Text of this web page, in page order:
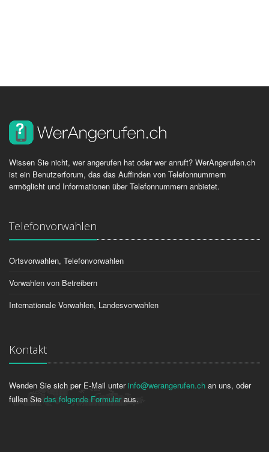
Wissen Sie nicht, wer angerufen hat oder wer anruft? WerAngerufen.ch
ist ein Benutzerforum, das das Auffinden von Telefonnummern
ermöglicht und Informationen über Telefonnummern anbietet.
Telefonvorwahlen
Ortsvorwahlen, Telefonvorwahlen
Vorwahlen von Betreibern
Internationale Vorwahlen, Landesvorwahlen
Kontakt
Wenden Sie sich per E-Mail unterinfo@werangerufen.ch an uns, oder
füllen Sie das folgende Formularaus.